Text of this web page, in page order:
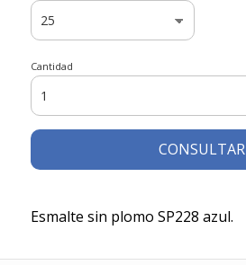
Cantidad
CONSULTAR
Esmalte sin plomo SP228 azul.